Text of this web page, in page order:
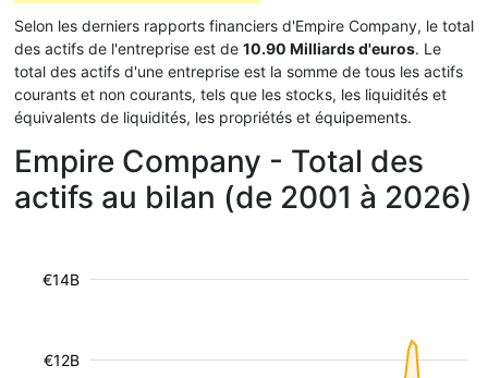
Selon les derniers rapports financiers d'Empire Company, le total
des actifs de l'entreprise est de 10.90 Milliards d'euros. Le
total des actifs d'une entreprise est la somme de tous les actifs
courants et non courants, tels que les stocks, les liquidités et
équivalents de liquidités, les propriétés et équipements.
Empire Company - Total des
actifs au bilan (de 2001 à 2026)
€12B
€14B